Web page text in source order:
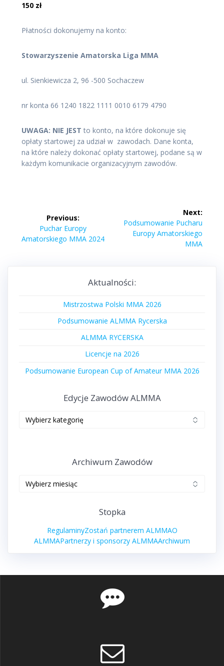
150 zł
Płatności dokonujemy na konto:
Stowarzyszenie Amatorska Liga MMA
ul. Sienkiewicza 2, 96 -500 Sochaczew
nr konta 66 1240 1822 1111 0010 6179 4790
UWAGA: NIE JEST to konto, na które dokonuje się
opłaty startowej za udział w zawodach. Dane konta,
na które należy dokonać opłaty startowej, podane są w
każdym komunikacie organizacyjnym zawodów.
wpisuPrevious:
Previous
post:
Puchar Europy
Amatorskiego MMA 2024
Next:
Next
post:
Podsumowanie Pucharu
Europy Amatorskiego
MMA
Aktualności:
Mistrzostwa Polski MMA 2026
Podsumowanie ALMMA Rycerska
ALMMA RYCERSKA
Licencje na 2026
Podsumowanie European Cup of Amateur MMA 2026
Edycje Zawodów ALMMA
Archiwum Zawodów
Stopka
RegulaminyZostań partnerem ALMMAO
ALMMAPartnerzy i sponsorzy ALMMAArchiwum